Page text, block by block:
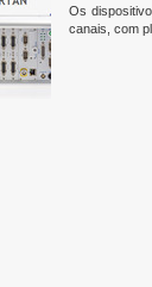
Os
canais, com